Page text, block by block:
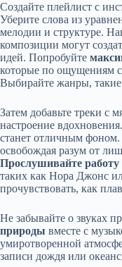
Создайте плейлист с
Уберите слова из
мелодии и структуре.
композиции могут
идей. Попробуйте
которые по ощущениям
Выбирайте жанры, такие
Затем добавьте треки с
настроение
станет отличным фоном.
освобождая разум от
Прослушивайте работу
таких как Нора Джонс
прочувствовать, как
Не забывайте о звуках
природы вместе с
умиротворенной
записи дождя или